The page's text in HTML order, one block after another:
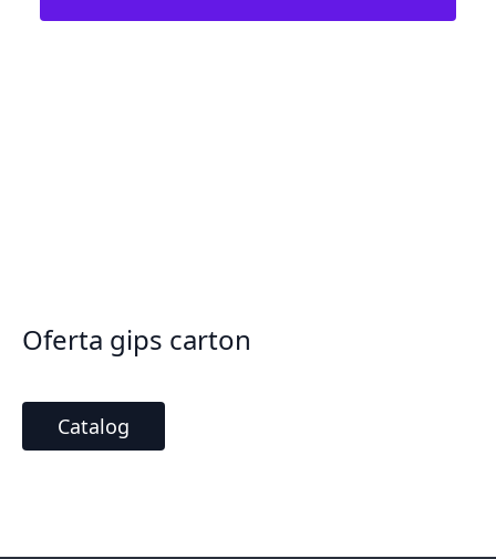
Oferta gips carton
Catalog